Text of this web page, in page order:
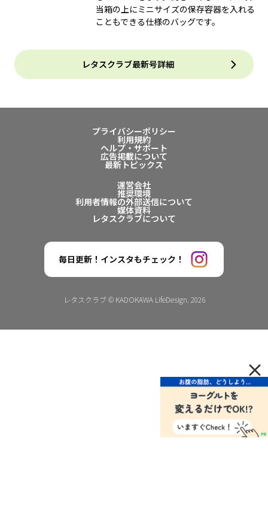
当箱の上にミニサイズの保存容器を入れる
こともできる仕様のバッグです。
レタスクラブ最新号詳細
プライバシーポリシー
利用規約
ヘルプ・サポート
広告掲載について
最新トピックス
運営会社
推奨環境
利用者情報の外部送信について
媒体資料
レタスクラブについて
毎日更新！インスタもチェック！
レタスクラブ © KADOKAWA LifeDesign. 2026
×